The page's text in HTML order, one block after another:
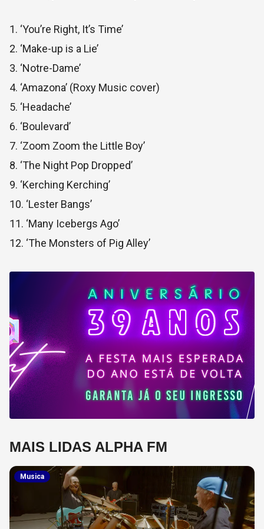
1. ‘You’re Right, It’s Time’
2. ‘Make-up is a Lie’
3. ‘Notre-Dame’
4. ‘Amazona’ (Roxy Music cover)
5. ‘Headache’
6. ‘Boulevard’
7. ‘Zoom Zoom the Little Boy’
8. ‘The Night Pop Dropped’
9. ‘Kerching Kerching’
10. ‘Lester Bangs’
11. ‘Many Icebergs Ago’
12. ‘The Monsters of Pig Alley’
MAIS LIDAS ALPHA FM
Musica